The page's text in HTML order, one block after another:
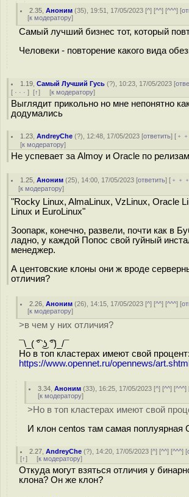
2.35 ,Аноним (35), 19:51, 17/05/2023 [^] [^^] [^^^] [
[к модератору]
Самый лучший бизнес тот, который
Человеки - повторение какого вида
1.19 ,Самый Лучший Гусь (?), 10:23, 17/05/2023 [
[ · · · ] [↑] [к модератору]
Выглядит прикольно но мне непонятно
додумались
1.23 ,AndreyChe (?), 12:48, 17/05/2023 [ответить] [
[к модератору]
Не успевает за Almoy и Oracle по релизам
1.25 ,Аноним (25), 14:00, 17/05/2023 [ответить] [
[к модератору]
"Rocky Linux, AlmaLinux, VzLinux, Oracle
Linux и EuroLinux"
Зоопарк, конечно, развели, почти как в
ладно, у каждой Попос свой гуйный
менеджер.
А центовские клоны они ж вроде
отличия?
2.26 ,Аноним (26), 14:15, 17/05/2023 [^] [^^] [^^^] [
[к модератору]
>в чем у них отличия?
¯\_( ͡° ͜ʖ ͡°)_/¯
Но в топ кластерах имеют свой процент:
https://www.opennet.ru/opennews/
3.34 ,Аноним (33), 16:25, 17/05/2023 [^] [^^] [^^^]
[к модератору]
>Но в топ кластерах имеют свой
И клон centos там самая поплуярная
2.27 ,AndreyChe (?), 14:20, 17/05/2023 [^] [^^] [^^^] [
[↑] [к модератору]
Откуда могут взяться отличия у
клона? Он же клон?